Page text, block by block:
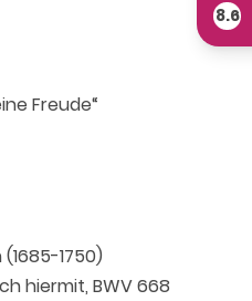
Freude“
1750)
hiermit, BWV 668
8.6